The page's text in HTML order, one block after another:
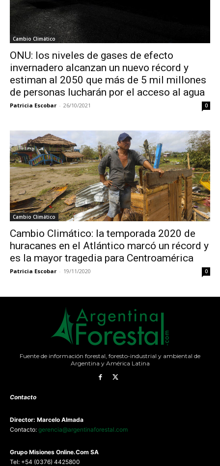
Cambio Climático
ONU: los niveles de gases de efecto
invernadero alcanzan un nuevo récord y
estiman al 2050 que más de 5 mil millones
de personas lucharán por el acceso al agua
Patricia Escobar - 26/10/2021 0
Cambio Climático
Cambio Climático: la temporada 2020 de
huracanes en el Atlántico marcó un récord y
es la mayor tragedia para Centroamérica
Patricia Escobar - 19/11/2020 0
Fuente de información forestal, foresto-industrial y ambiental de
Argentina y América Latina
Contacto
Director: Marcelo Almada
Contacto: gerencia@argentinaforestal.com
Grupo Misiones Online.Com SA
Tel: +54 (0376) 4425800